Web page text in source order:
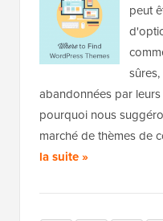
peut
abandonnées par
pourquoi nous
marché de thèmes de
la suite »